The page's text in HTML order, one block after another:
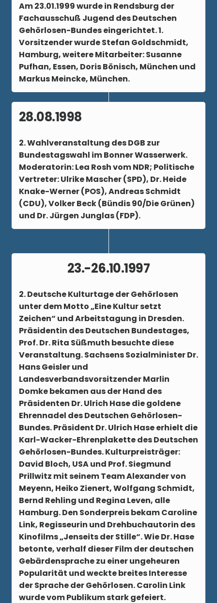
Am23.01.1999wurde in Rendsburg der
Fachausschuß Jugend des Deutschen
Gehörlosen-Bundes eingerichtet. 1.
Vorsitzender wurde Stefan Goldschmidt,
Hamburg, weitere Mitarbeiter: Susanne
Pufhan, Essen, Doris Bönisch, München und
Markus Meincke, München.
28.08.1998
2. Wahlveranstaltung des DGB zur
Bundestagswahl im Bonner Wasserwerk.
Moderatorin: Lea Rosh vom NDR; Politische
Vertreter: Ulrike Mascher (SPD), Dr. Heide
Knake-Werner (POS), Andreas Schmidt
(CDU), Volker Beck (Bündis 90/Die Grünen)
und Dr. Jürgen Junglas (FDP).
23.-26.10.1997
2. Deutsche Kulturtage der Gehörlosen
unter dem Motto „Eine Kultur setzt
Zeichen“ und Arbeitstagung in Dresden.
Präsidentin des Deutschen Bundestages,
Prof. Dr. Rita Süßmuth besuchte diese
Veranstaltung. Sachsens Sozialminister Dr.
Hans Geisler und
Landesverbandsvorsitzender Marlin
Domke bekamen aus der Hand des
Präsidenten Dr. Ulrich Hase die goldene
Ehrennadel des Deutschen Gehörlosen-
Bundes. Präsident Dr. Ulrich Hase erhielt die
Karl-Wacker-Ehrenplakette des Deutschen
Gehörlosen-Bundes. Kulturpreisträger:
David Bloch, USA und Prof. Siegmund
Prillwitz mit seinem Team Alexander von
Meyenn, Heiko Zienert, Wolfgang Schmidt,
Bernd Rehling und Regina Leven, alle
Hamburg. Den Sonderpreis bekam Caroline
Link, Regisseurin und Drehbuchautorin des
Kinofilms „Jenseits der Stille“. Wie Dr. Hase
betonte, verhalf dieser Film der deutschen
Gebärdensprache zu einer ungeheuren
Popularität und weckte breites Interesse
der Sprache der Gehörlosen. Carolin Link
wurde vom Publikum stark gefeiert.